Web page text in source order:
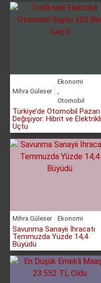
Mihra Güleser
Ekonomi
,
Otomobil
Türkiye’de Otomobil Pazarı
Değişiyor: Hibrit ve Elektrikli
Uçtu
Mihra Güleser Ekonomi
Savunma Sanayii İhracatı
Temmuzda Yüzde 14,4
Büyüdü